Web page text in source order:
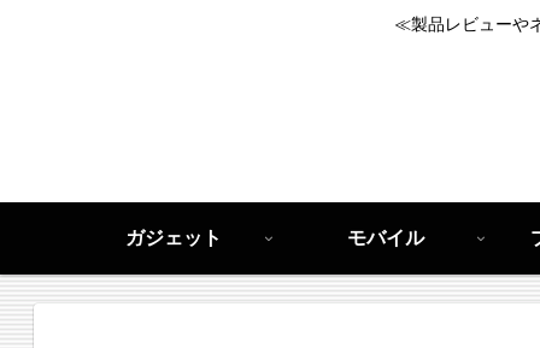
≪製品レビューや
ガジェット モバイル